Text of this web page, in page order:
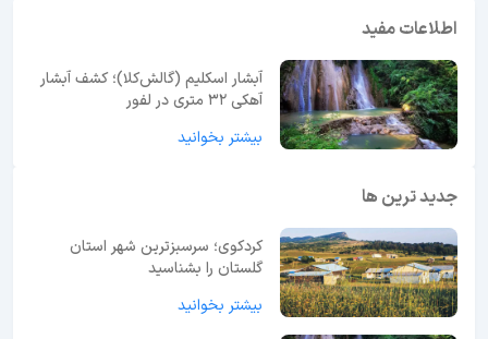
اطلاعات مفید
آبشار اسکلیم (گالش‌کلا)؛ کشف آبشار
آهکی ۳۲ متری در لفور
بیشتر بخوانید
جدید ترین ها
کردکوی؛ سرسبزترین شهر استان
گلستان را بشناسید
بیشتر بخوانید